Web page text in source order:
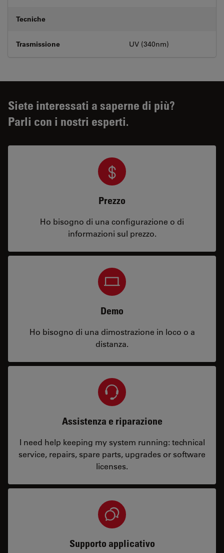
Tecniche
Trasmissione UV (340nm)
Siete interessati a saperne di più?
Parli con i nostri esperti.
Prezzo
Ho bisogno di una configurazione o di
informazioni sul prezzo.
Demo
Ho bisogno di una dimostrazione in loco o a
distanza.
Assistenza e riparazione
I need help keeping my system running: technical
service, repairs, spare parts, upgrades or software
licenses.
Supporto applicativo